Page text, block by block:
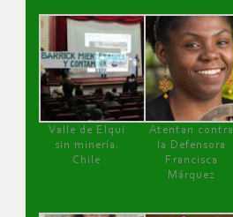
Valle de Elqui
sin minería.
Chile
Atentan contra
la Defensora
Francisca
Márquez